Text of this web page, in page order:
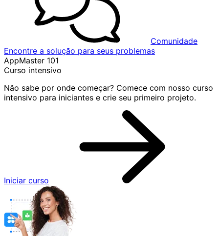
Comunidade
Encontre a solução para seus problemas
AppMaster 101
Curso intensivo
Não sabe por onde começar? Comece com nosso curso
intensivo para iniciantes e crie seu primeiro projeto.
Iniciar curso